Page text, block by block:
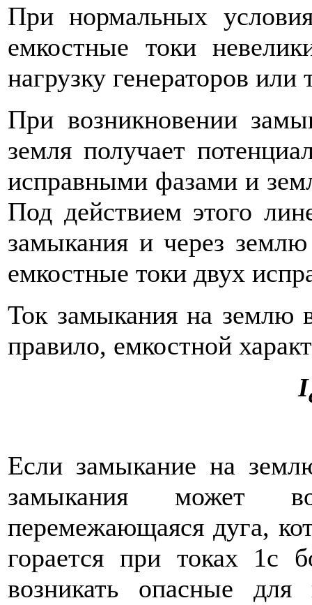
При нормальных
емкостные токи
нагрузку генераторов
При возникновении
земля получает
исправными фазами и
Под действием этого
замыкания и через
ем­костные токи двух
Ток замыкания на землю
правило, емкостной
I
Если замыкание на
замыкания может
перемежающаяся дуга,
горается при токах 1с
возникать опасные для